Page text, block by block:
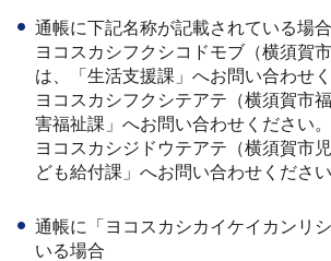
通帳に下記名称が記載されている場合
ヨコスカシフクシコドモブ（横須賀
は、「生活支援課」へお問い合わせく
ヨコスカシフクシテアテ（横須賀市
害福祉課」へお問い合わせください。
ヨコスカシジドウテアテ（横須賀市
ども給付課」へお問い合わせください
通帳に「ヨコスカシカイケイカンリ
いる場合